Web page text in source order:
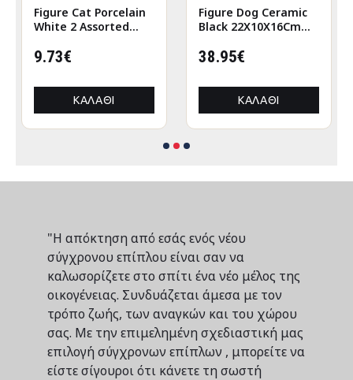
Figure Cat Porcelain
White 2 Assorted
9.73€
ΚΑΛΆΘΙ
Figure Dog Ceramic
Black 22X10X16Cm
38.95€
ΚΑΛΆΘΙ
"Η απόκτηση από εσάς ενός νέου
σύγχρονου επίπλου είναι σαν να
καλωσορίζετε στο σπίτι ένα νέο μέλος της
οικογένειας. Συνδυάζεται άμεσα με τον
τρόπο ζωής, των αναγκών και του χώρου
σας. Με την επιμελημένη σχεδιαστική μας
επιλογή σύγχρονων επίπλων , μπορείτε να
είστε σίγουροι ότι κάνετε τη σωστή